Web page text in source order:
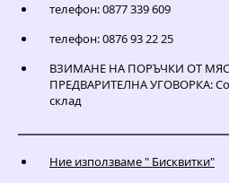
телефон: 0877 339 609
телефон: 0876 93 22 25
ВЗИМАНЕ НА ПОРЪЧКИ ОТ
ПРЕДВАРИТЕЛНА УГОВОРКА:
склад
Ние използваме " Бисквитки"